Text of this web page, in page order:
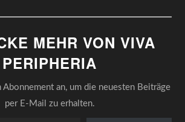
MEHR VON VIVA
PERIPHERIA
an, um die neuesten Beiträge
per E-Mail zu erhalten.